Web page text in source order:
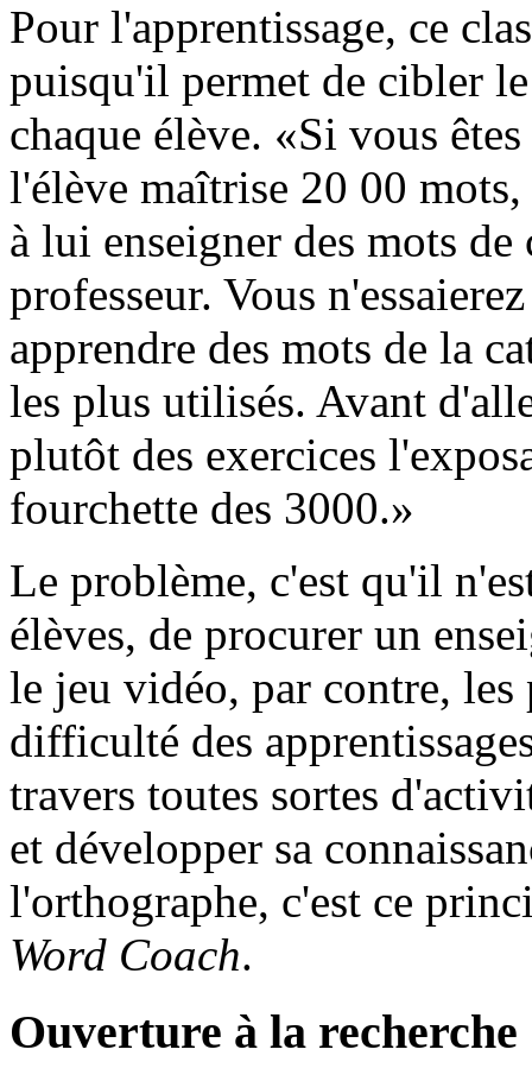
Pour l'apprentissage, ce
puisqu'il permet de cibler
chaque élève. «Si vous
l'élève maîtrise 20 00
à lui enseigner des mots
professeur. Vous
apprendre des mots de la
les plus utilisés. Avant
plutôt des exercices
fourchette des 3000.»
Le problème, c'est qu'il
élèves, de procurer un
le jeu vidéo, par contre,
difficulté des
travers toutes sortes
et développer sa
l'orthographe, c'est ce
Word Coach.
Ouverture à la recherche